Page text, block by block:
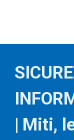
| Miti,